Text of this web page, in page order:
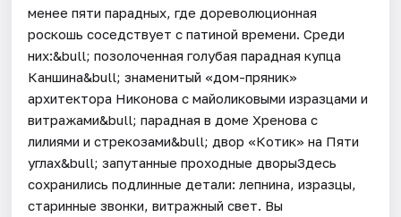
менее пяти парадных, где дореволюционная
роскошь соседствует с патиной времени. Среди
них:&bull; позолоченная голубая парадная купца
Каншина&bull; знаменитый «дом-пряник»
архитектора Никонова с майоликовыми изразцами и
витражами&bull; парадная в доме Хренова с
лилиями и стрекозами&bull; двор «Котик» на Пяти
углах&bull; запутанные проходные дворыЗдесь
сохранились подлинные детали: лепнина, изразцы,
старинные звонки, витражный свет. Вы